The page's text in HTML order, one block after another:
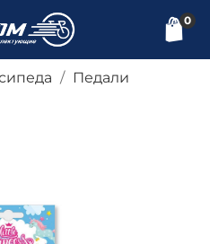
0
Педали